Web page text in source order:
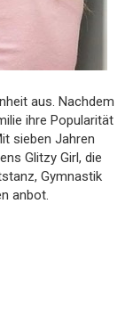
aus. Nachdem
ihre Popularität
sieben Jahren
Glitzy Girl, die
Gymnastik
anbot.